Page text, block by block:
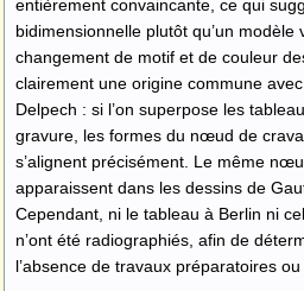
entièrement convaincante, ce qui
bidimensionnelle plutôt qu’un modèle
changement de motif et de couleur
clairement une origine commune
Delpech : si l’on superpose les
gravure, les formes du nœud de
s’alignent précisément. Le même
apparaissent dans les dessins de
Cependant, ni le tableau à Berlin ni
n’ont été radiographiés, afin de
l’absence de travaux préparatoires ou